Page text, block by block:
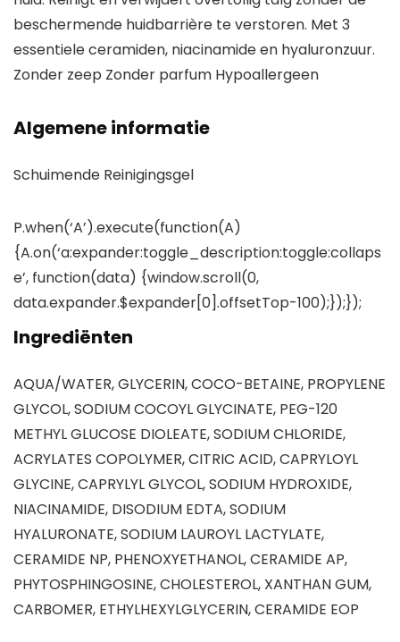
beschermende huidbarrière te verstoren. Met 3
essentiele ceramiden, niacinamide en hyaluronzuur.
Zonder zeep Zonder parfum Hypoallergeen
Algemene informatie
Schuimende Reinigingsgel
P.when(‘A’).execute(function(A)
{A.on(‘a:expander:toggle_description:toggle:collaps
e’, function(data) {window.scroll(0,
data.expander.$expander[0].offsetTop-100);});});
Ingrediënten
AQUA/WATER, GLYCERIN, COCO-BETAINE, PROPYLENE
GLYCOL, SODIUM COCOYL GLYCINATE, PEG-120
METHYL GLUCOSE DIOLEATE, SODIUM CHLORIDE,
ACRYLATES COPOLYMER, CITRIC ACID, CAPRYLOYL
GLYCINE, CAPRYLYL GLYCOL, SODIUM HYDROXIDE,
NIACINAMIDE, DISODIUM EDTA, SODIUM
HYALURONATE, SODIUM LAUROYL LACTYLATE,
CERAMIDE NP, PHENOXYETHANOL, CERAMIDE AP,
PHYTOSPHINGOSINE, CHOLESTEROL, XANTHAN GUM,
CARBOMER, ETHYLHEXYLGLYCERIN, CERAMIDE EOP